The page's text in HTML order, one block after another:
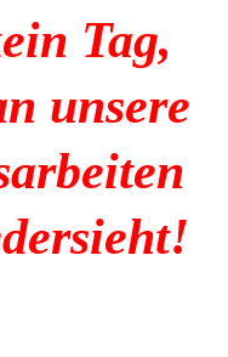
Tag,
unsere